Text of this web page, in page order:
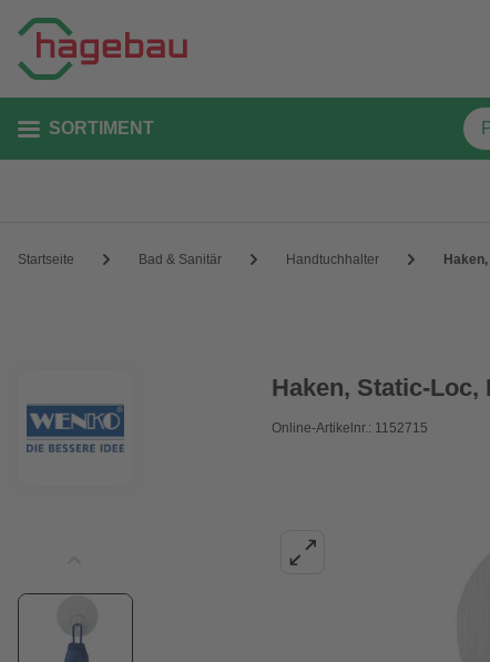
SORTIMENT
Startseite Bad & Sanitär Handtuchhalter
Haken, Static-
Online-Artikelnr.: 1152715